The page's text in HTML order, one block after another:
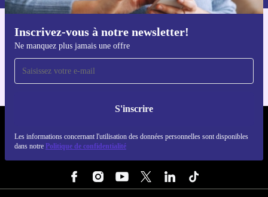
Inscrivez-vous à notre newsletter!
Ne manquez plus jamais une offre
S'inscrire
Les informations concernant l'utilisation des données personnelles sont disponibles
dans notre Politique de confidentialité
Téléchargez l'application refurbed
Pour iOS et Android